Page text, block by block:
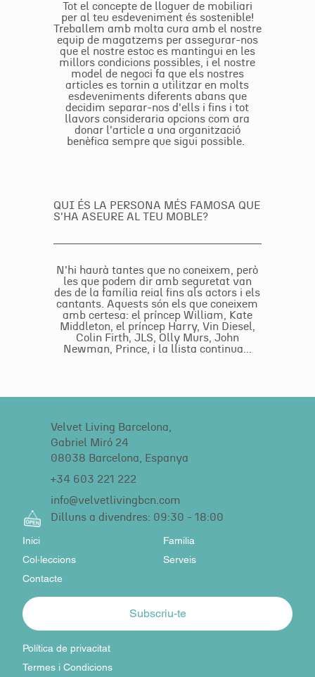
Tot el concepte de lloguer de mobiliari
per al teu esdeveniment és sostenible!
Treballem amb molta cura amb el nostre
equip de magatzems per assegurar-nos
que el nostre estoc es mantingui en les
millors condicions possibles, i el nostre
model de negoci fa que els nostres
articles es tornin a utilitzar en molts
esdeveniments diferents abans que
decidim separar-nos d'ells i fins i tot
llavors consideraria opcions com ara
donar l'article a una organització
benèfica sempre que sigui possible.
QUI ÉS LA PERSONA MÉS FAMOSA QUE
S'HA ASEURE AL TEU MOBLE?
N'hi haurà tantes que no coneixem, però
les que podem dir amb seguretat van
des de la família reial fins als actors i els
cantants. Aquests són els que coneixem
amb certesa: el príncep William, Kate
Middleton, el príncep Harry, Vin Diesel,
Colin Firth, JLS, Olly Murs, John
Newman, Prince, i la llista continua...
info@velvetlivingbcn.com
+34 603 221 222
Velvet Living Barcelona,
Gabriel Miró 24
08038 Barcelona, Espanya
Dilluns a divendres: 09:30 - 18:00
Col·leccions Serveis
Inici
Contacte
Familia
Termes i Condicions
Política de privacitat
Subscriu-te